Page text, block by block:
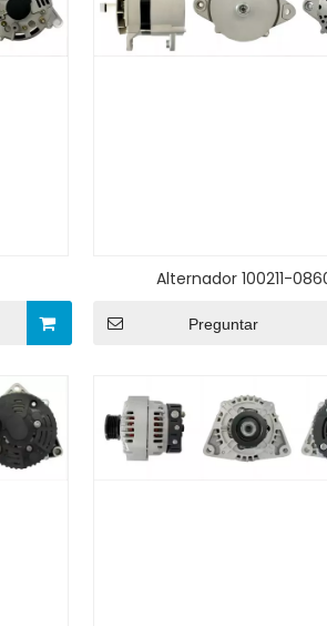
Alternador 100211-
Preguntar